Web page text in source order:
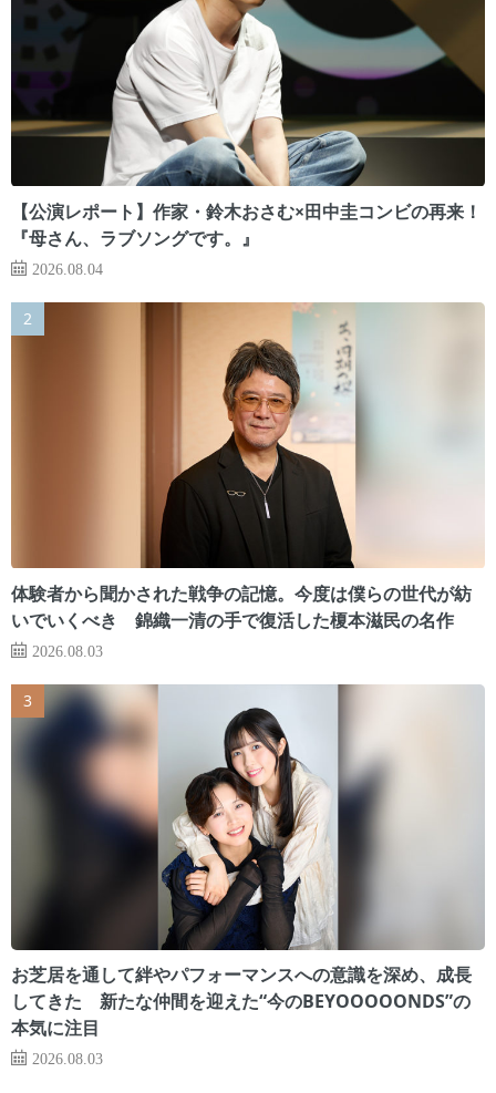
【公演レポート】作家・鈴木おさむ×田中圭コンビの再来！
『母さん、ラブソングです。』
2026.08.04
体験者から聞かされた戦争の記憶。今度は僕らの世代が紡
いでいくべき 錦織一清の手で復活した榎本滋民の名作
2026.08.03
お芝居を通して絆やパフォーマンスへの意識を深め、成長
してきた 新たな仲間を迎えた“今のBEYOOOOONDS”の
本気に注目
2026.08.03